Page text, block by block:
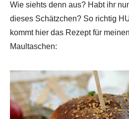
Wie siehts denn aus? Habt ihr
dieses Schätzchen? So richtig
kommt hier das Rezept für
Maultaschen: